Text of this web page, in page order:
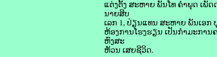
ແຕ່ງຕັ້ງ ສະຫາຍ ພັນໂທ ຄຳພຸດ ເພັ
ນາຍສິບ
ເລກ 1, ປ່ຽນແທນ ສະຫາຍ ພັນເອ
ຫ້ອງການໂຮງຮຽນ ເປັນກຳມະກາ
ຫົງສະ
ຫັວນ ເສຍຊີວິດ.